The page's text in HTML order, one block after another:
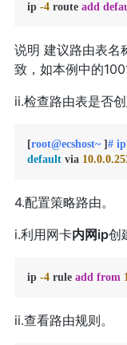
ip -4 route add
说明 建议路由表名
致，如本例中的1001
ii.检查路由表是否创
[root@ecshost~ ] #
default via 10.0.0
4.配置策略路由。
i.利用网卡内网ip创
ip -4 rule add from
ii.查看路由规则。